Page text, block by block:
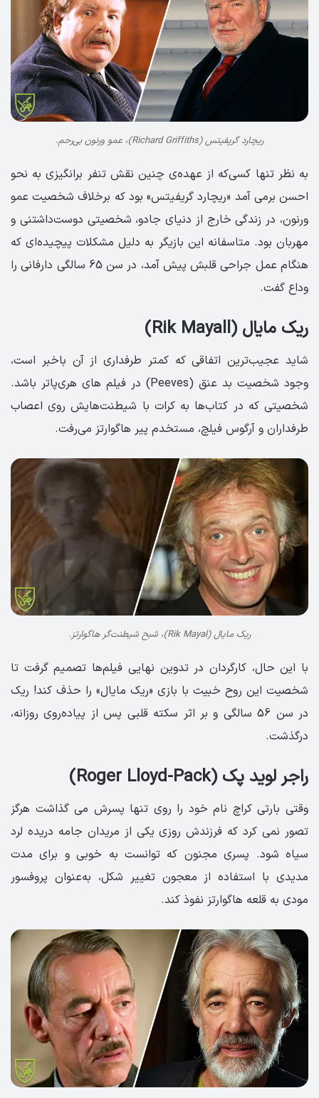
ریچارد گریفیتس (Richard Griffiths)، عمو ورنون بی‌رحم.
به نظر تنها کسی‌که از عهده‌ی چنین نقش تنفر بر‌انگیزی به نحو
احسن برمی آمد «ریچارد گریفیتس» بود که برخلاف شخصیت عمو
ورنون، در زندگی خارج از دنیای جادو، شخصیتی دوست‌داشتنی و
مهربان بود. متاسفانه این بازیگر به دلیل مشکلات پیچیده‌ای که
هنگام عمل جراحی قلبش پیش آمد، در سن 65 سالگی دارفانی را
وداع گفت.
ریک مایال (Rik Mayall)
شاید عجیب‌ترین اتفاقی که کمتر طرفداری از آن باخبر است،
وجود شخصیت بد عنق (Peeves) در فیلم های هری‌پاتر باشد.
شخصیتی که در کتاب‌ها به کرات با شیطنت‌هایش روی اعصاب
طرفداران و آرگوس فیلچ، مستخدم پیر هاگوارتز می‌رفت.
ریک مایال (Rik Mayal)، شبح شیطنت‌گر هاگوارتز.
با این حال، کارگردان در تدوین نهایی فیلم‌ها تصمیم گرفت تا
شخصیت این روح خبیث با بازی «ریک مایال» را حذف کند! ریک
در سن 56 سالگی و بر اثر سکته قلبی پس از پیاده‌روی روزانه،
درگذشت.
راجر لوید پک (Roger Lloyd-Pack)
وقتی بارتی کراچ نام خود را روی تنها پسرش می گذاشت هرگز
تصور نمی کرد که فرزندش روزی یکی از مریدان جامه دریده لرد
سیاه شود. پسری مجنون که توانست به خوبی و برای مدت
مدیدی با استفاده از معجون تغییر شکل، به‌عنوان پروفسور
مودی به قلعه هاگوارتز نفوذ کند.